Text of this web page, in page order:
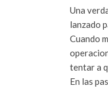
Una
lanzado
Cuando
tentar a
En las